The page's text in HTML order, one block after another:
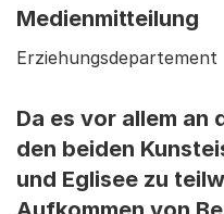
Medienmitteilung
Erziehungsdepartement
Da es vor allem an
den beiden
und Eglisee zu